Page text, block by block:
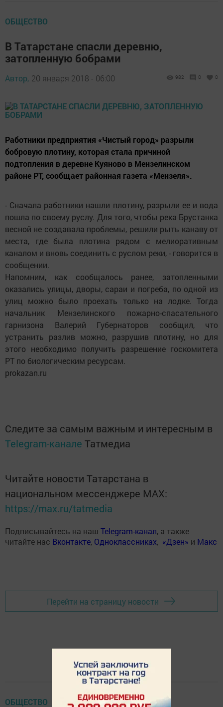
ОБЩЕСТВО
В Татарстане спасли деревню,
затопленную бобрами
Автор, 20 января 2018 - 06:00 982 0 0
Работники предприятия «Чистый город» разрыли
бобровую плотину, которая стала причиной
подтопления в деревне Куяново в Мензелинском
районе РТ, сообщает районная газета «Мензеля».
- Сначала работники нашли плотину, разрыли ее и вода
пошла по своему руслу. Для того, чтобы река Брустанка
весной не создавала проблемы, решили рыть канаву от
места, где была плотина рядом с мелиоративным
каналом и вновь соединить с руслом реки, - говорится в
сообщении.
Напомним, как сообщалось ранее, затопленными
оказались улицы, дворы, сараи и погреба, по одной из
улиц можно было проехать только на лодке. Тогда
начальник Мензелинского пожарно-спасательного
гарнизона Валерий Губернаторов сообщил, что
устранить разлив можно, разрушив плотину, но для
этого необходимо получить разрешение госкомитета
РТ по биологическим ресурсам.
prokazan.ru
Следите за самым важным и интересным в
Telegram-канале Татмедиа
Читайте новости Татарстана в
национальном мессенджере MАХ:
https://max.ru/tatmedia
Подписывайтесь на наш Telegram-канал, а также
читайте нас Вконтакте, Одноклассниках, «Дзен» и Макс
Перейти на страницу новости
ОБЩЕСТВО